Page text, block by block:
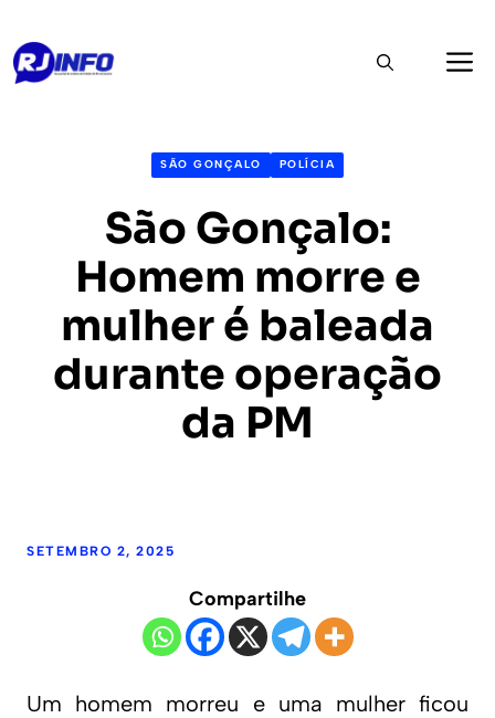
Pular
para
SÃO GONÇALO POLÍCIA
São Gonçalo:
Homem morre e
mulher é baleada
durante operação
da PM
SETEMBRO 2, 2025
Compartilhe
Um homem morreu e uma mulher ficou